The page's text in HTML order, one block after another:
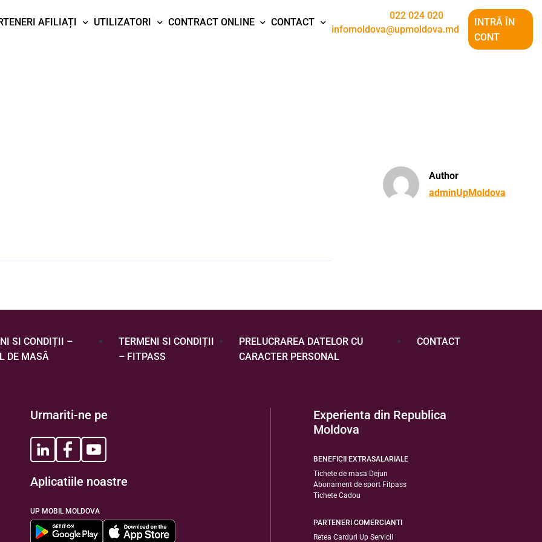
AFILIAȚI UTILIZATORI CONTRACT ONLINE CONTACT
022 024 020
infomoldova@upmoldova.md
INTRĂ ÎN
CONT
Author
adminUpMoldova
SI CONDIȚII –
DE MASĂ
TERMENI SI CONDIȚII
– FITPASS
PRELUCRAREA DATELOR CU
CARACTER PERSONAL
CONTACT
Urmariti-ne pe
Aplicatiile noastre
UP MOBIL MOLDOVA
Experienta din Republica
Moldova
BENEFICII EXTRASALARIALE
Tichete de masa Dejun
Abonament de sport Fitpass
Tichete Cadou
PARTENERI COMERCIANTI
Retea Carduri Up Servicii